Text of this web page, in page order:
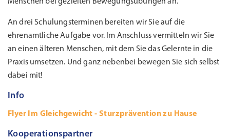
An drei Schulungsterminen bereiten wir Sie auf die
ehrenamtliche Aufgabe vor. Im Anschluss vermitteln wir Sie
an einen älteren Menschen, mit dem Sie das Gelernte in die
Praxis umsetzen. Und ganz nebenbei bewegen Sie sich selbst
dabei mit!
Info
Flyer Im Gleichgewicht - Sturzprävention zu Hause
Kooperationspartner